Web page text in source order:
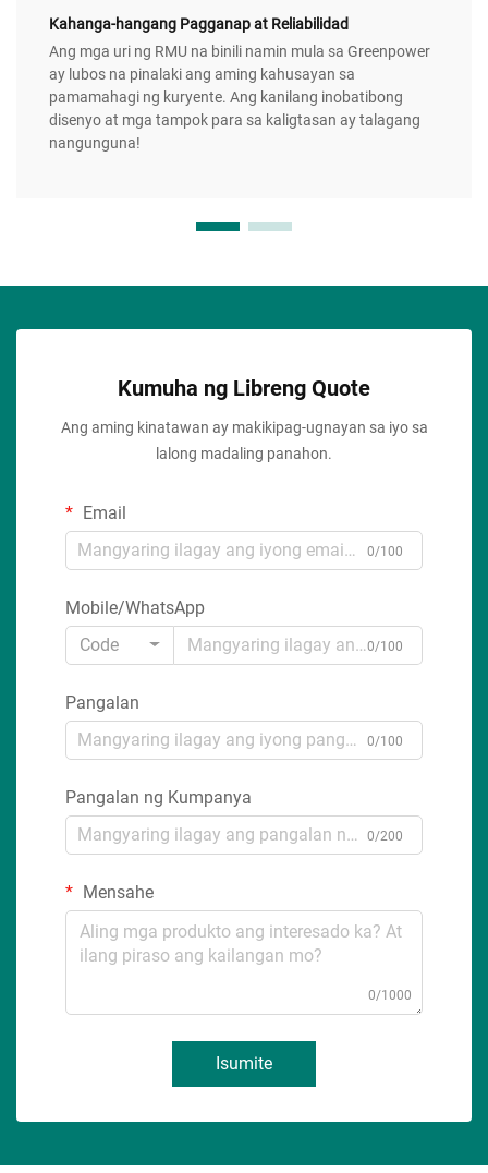
Kahanga-hangang Pagganap at Reliabilidad
Ang mga uri ng RMU na binili namin mula sa Greenpower
ay lubos na pinalaki ang aming kahusayan sa
pamamahagi ng kuryente. Ang kanilang inobatibong
disenyo at mga tampok para sa kaligtasan ay talagang
nangunguna!
Kumuha ng Libreng Quote
Ang aming kinatawan ay makikipag-ugnayan sa iyo sa
lalong madaling panahon.
Email
0/100
Mobile/WhatsApp
Code
0/100
Pangalan
0/100
Pangalan ng Kumpanya
0/200
Mensahe
0/1000
Isumite